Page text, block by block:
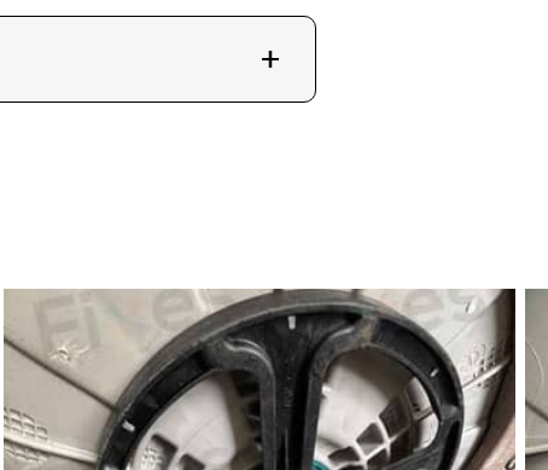
，避免一次清洗過大或過
否順暢；每隔三至六個